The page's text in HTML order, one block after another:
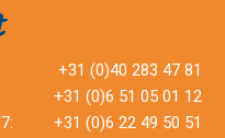
+31 (0)40 283 47 81
+31 (0)6 51 05 01 12
+31 (0)6 22 49 50 51